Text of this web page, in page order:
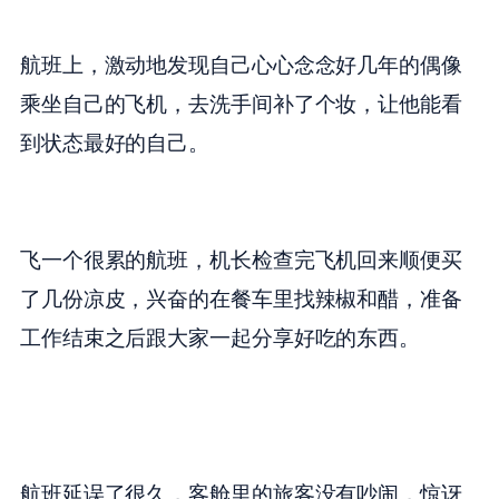
航班上，激动地发现自己心心念念好几年的偶像
乘坐自己的飞机，去洗手间补了个妆，让他能看
到状态最好的自己。
飞一个很累的航班，机长检查完飞机回来顺便买
了几份凉皮，兴奋的在餐车里找辣椒和醋，准备
工作结束之后跟大家一起分享好吃的东西。